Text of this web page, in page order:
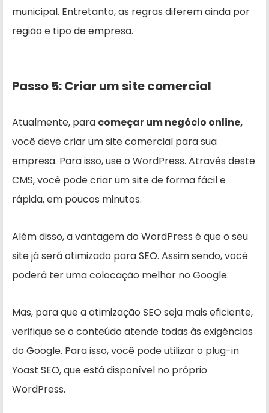
municipal. Entretanto, as regras diferem ainda por
região e tipo de empresa.
Passo 5: Criar um site comercial
Atualmente, para começar um negócio online,
você deve criar um site comercial para sua
empresa. Para isso, use o WordPress. Através deste
CMS, você pode criar um site de forma fácil e
rápida, em poucos minutos.
Além disso, a vantagem do WordPress é que o seu
site já será otimizado para SEO. Assim sendo, você
poderá ter uma colocação melhor no Google.
Mas, para que a otimização SEO seja mais eficiente,
verifique se o conteúdo atende todas às exigências
do Google. Para isso, você pode utilizar o plug-in
Yoast SEO, que está disponível no próprio
WordPress.